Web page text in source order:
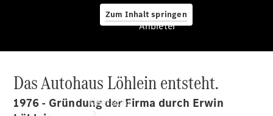
Zum Inhalt springen
Anbieter
Übersicht
Anbieter
Das Autohaus Löhlein entsteht.
1976 - Gründung der Firma durch Erwin